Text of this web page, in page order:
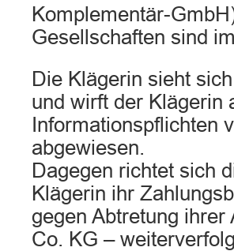
Komplementär-
Gesellschaften sind
Die Klägerin sieht
und wirft der Klägerin
Informationspflichten
abgewiesen.
Dagegen richtet sich
Klägerin ihr
gegen Abtretung ihrer
Co. KG –